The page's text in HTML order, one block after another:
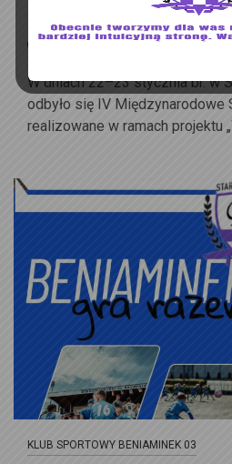
W dniach 22–23 stycznia br. w
odbyło się IV Międzynarodowe
realizowane w ramach projektu
KLUB SPORTOWY BENIAMINEK 03